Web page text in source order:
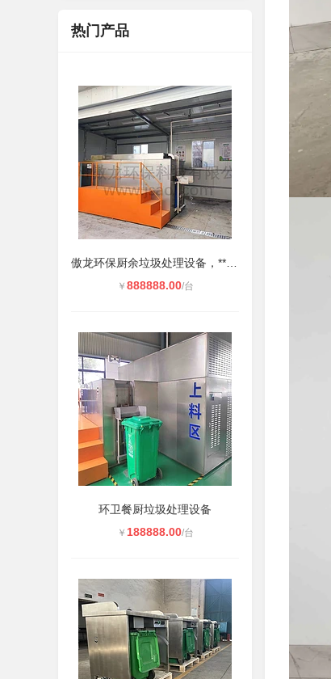
热门产品
￥ 888888.00/台
环卫餐厨垃圾处理设备
￥ 188888.00/台